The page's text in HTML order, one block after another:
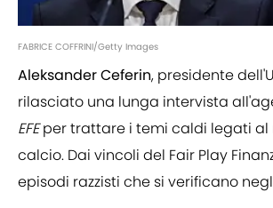
FABRICE COFFRINI/Getty Images
Aleksander Ceferin, presidente
rilasciato una lunga intervista
EFEper trattare i temi caldi legati al
calcio. Dai vincoli del Fair Play
episodi razzisti che si verificano